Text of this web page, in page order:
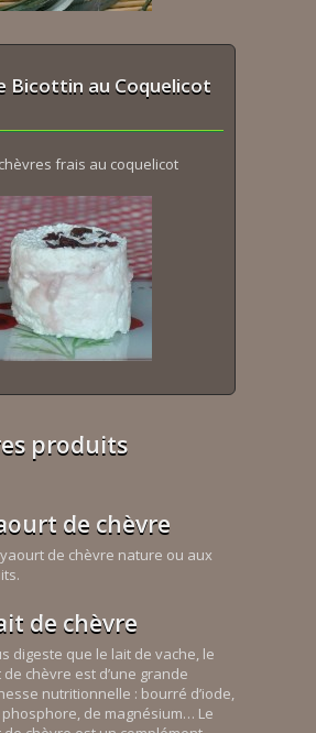
Bicottin au Coquelicot
frais au coquelicot
produits
de chèvre
de chèvre nature ou aux
de chèvre
digeste que le lait de vache, le
de chèvre est d’une grande
nutritionnelle : bourré d’iode,
phosphore, de magnésium… Le